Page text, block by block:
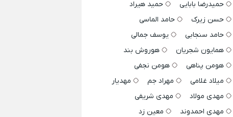
حمیدرضا بابایی
حمید هیراد
حسن زیرک
حامد الماسی
حامد سنجابی
یوسف جمالی
همایون شجریان
هوروش بند
هومن پناهی
هومن نجفی
میلاد غلامی
مهراد جم
مهدیار
مهدی مولاد
مهدی شریفی
مهدی احمدوند
معین زد